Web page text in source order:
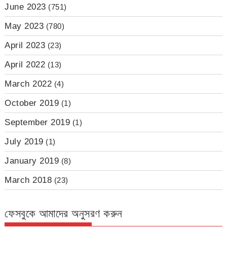
June 2023 (751)
May 2023 (780)
April 2023 (23)
April 2022 (13)
March 2022 (4)
October 2019 (1)
September 2019 (1)
July 2019 (1)
January 2019 (8)
March 2018 (23)
ফেসবুকে আমাদের অনুসরণ করুন